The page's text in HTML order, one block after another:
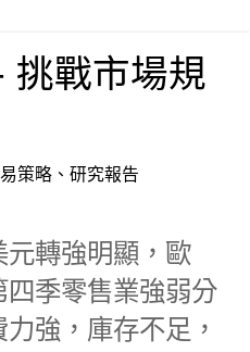
挑戰市場規
策略、研究報告
元轉強明顯，歐
季零售業強弱分
強，庫存不足，